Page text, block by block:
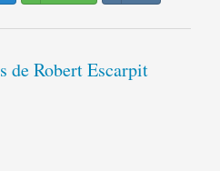
de Robert Escarpit